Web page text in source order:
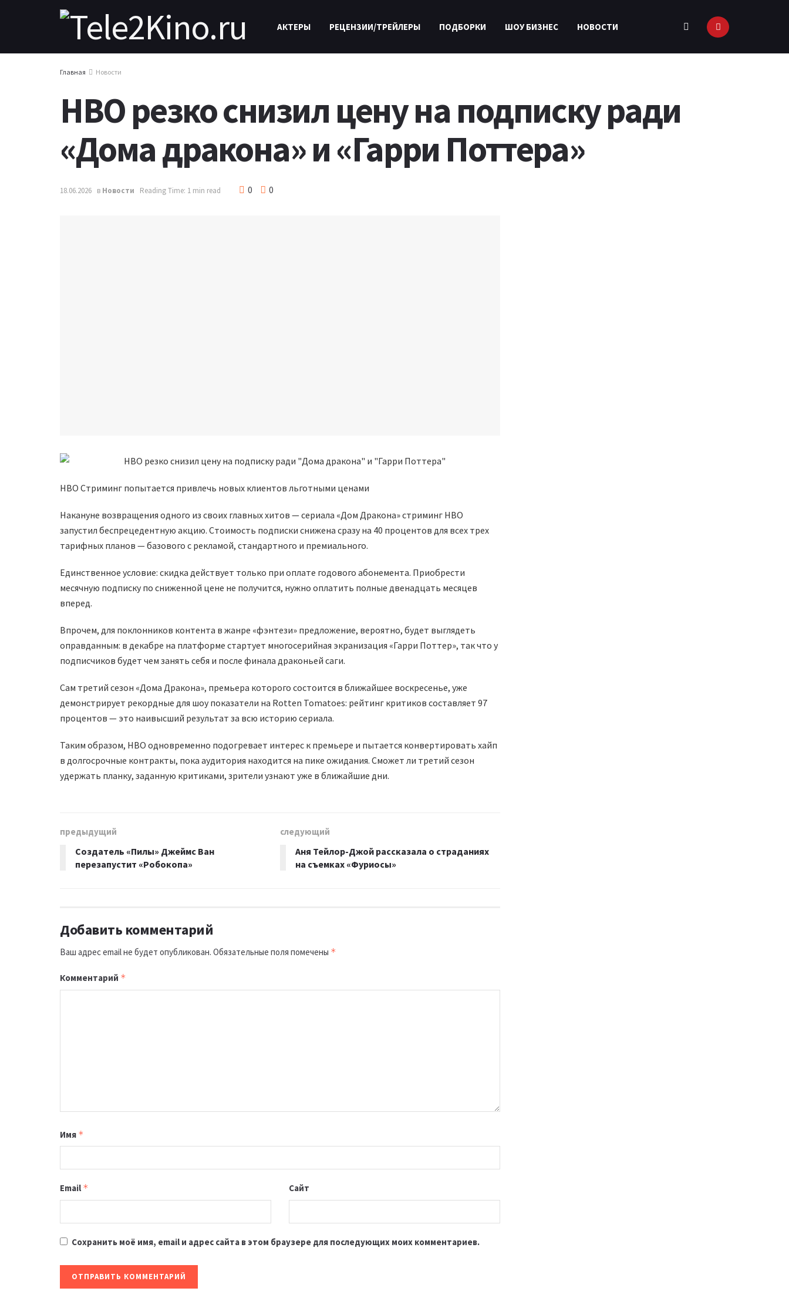
АКТЕРЫ РЕЦЕНЗИИ/ТРЕЙЛЕРЫ ПОДБОРКИ ШОУ БИЗНЕС НОВОСТИ
Главная Новости
HBO резко снизил цену на подписку ради
«Дома дракона» и «Гарри Поттера»
18.06.2026 в Новости Reading Time: 1 min read 0 0
HBO Стриминг попытается привлечь новых клиентов льготными ценами
Накануне возвращения одного из своих главных хитов — сериала «Дом Дракона» стриминг HBO
запустил беспрецедентную акцию. Стоимость подписки снижена сразу на 40 процентов для всех трех
тарифных планов — базового с рекламой, стандартного и премиального.
Единственное условие: скидка действует только при оплате годового абонемента. Приобрести
месячную подписку по сниженной цене не получится, нужно оплатить полные двенадцать месяцев
вперед.
Впрочем, для поклонников контента в жанре «фэнтези» предложение, вероятно, будет выглядеть
оправданным: в декабре на платформе стартует многосерийная экранизация «Гарри Поттер», так что у
подписчиков будет чем занять себя и после финала драконьей саги.
Сам третий сезон «Дома Дракона», премьера которого состоится в ближайшее воскресенье, уже
демонстрирует рекордные для шоу показатели на Rotten Tomatoes: рейтинг критиков составляет 97
процентов — это наивысший результат за всю историю сериала.
Таким образом, HBO одновременно подогревает интерес к премьере и пытается конвертировать хайп
в долгосрочные контракты, пока аудитория находится на пике ожидания. Сможет ли третий сезон
удержать планку, заданную критиками, зрители узнают уже в ближайшие дни.
предыдущий
Создатель «Пилы» Джеймс Ван
перезапустит «Робокопа»
следующий
Аня Тейлор-Джой рассказала о страданиях
на съемках «Фуриосы»
Добавить комментарий
Ваш адрес email не будет опубликован. Обязательные поля помечены *
Комментарий *
Имя *
Email * Сайт
Сохранить моё имя, email и адрес сайта в этом браузере для последующих моих комментариев.